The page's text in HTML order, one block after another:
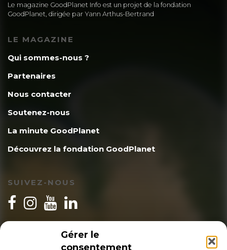
Gérer le
consentement
Le magazine GoodPlanet Info est un projet de la fondation
GoodPlanet, dirigée par Yann Arthus-Bertrand
LE MAGAZINE
Qui sommes-nous ?
Partenaires
Nous contacter
Soutenez-nous
La minute GoodPlanet
Découvrez la fondation GoodPlanet
SUIVEZ-NOUS
INSCRIPTION NEWSLETTER